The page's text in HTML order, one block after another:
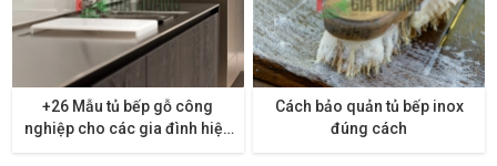
+26 Mẫu tủ bếp gỗ công
nghiệp cho các gia đình hiện
Cách bảo quản tủ bếp inox
đúng cách